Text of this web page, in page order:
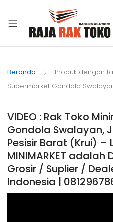
Beranda
Produk dengan
Supermarket Gondola
VIDEO : Rak Toko
Gondola Swalayan,
Pesisir Barat (Krui) –
MINIMARKET
Grosir / Suplier /
Indonesia |